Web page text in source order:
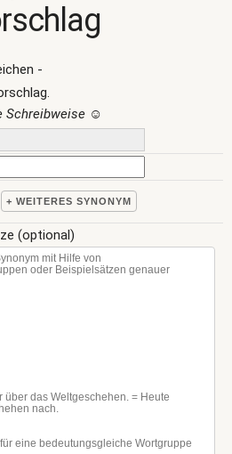
-
Schreibweise ☺
+ WEITERES SYNONYM
(optional)